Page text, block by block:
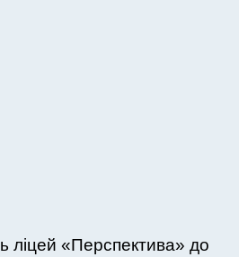
ліцей «Перспектива» до